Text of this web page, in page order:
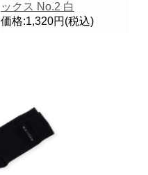
ックス No.2 白
価格:1,320円(税込)